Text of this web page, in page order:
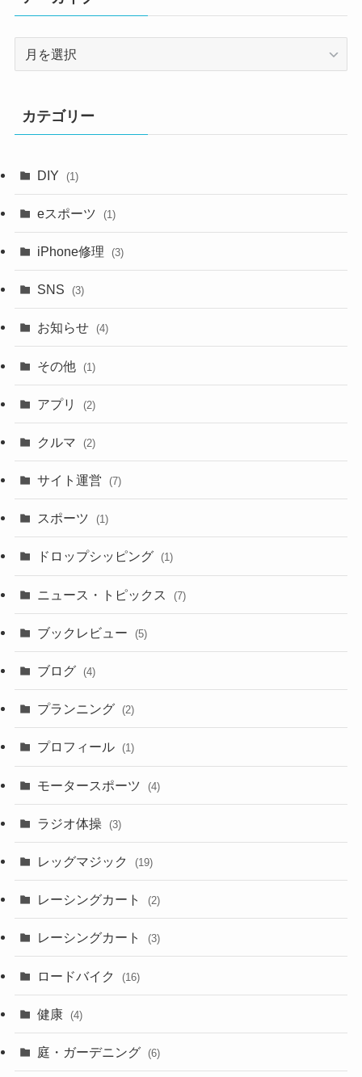
ブ
カテゴリー
DIY (1)
eスポーツ (1)
iPhone修理 (3)
SNS (3)
お知らせ (4)
その他 (1)
アプリ (2)
クルマ (2)
サイト運営 (7)
スポーツ (1)
ドロップシッピング (1)
ニュース・トピックス (7)
ブックレビュー (5)
ブログ (4)
プランニング (2)
プロフィール (1)
モータースポーツ (4)
ラジオ体操 (3)
レッグマジック (19)
レーシングカート (2)
レーシングカート (3)
ロードバイク (16)
健康 (4)
庭・ガーデニング (6)